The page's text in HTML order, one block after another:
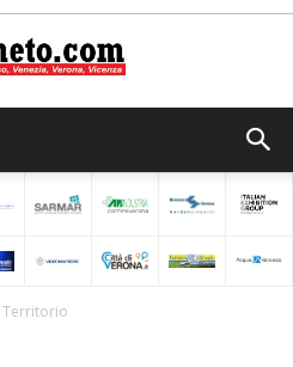
del
Territorio